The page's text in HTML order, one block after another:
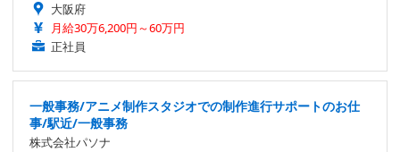
大阪府
月給30万6,200円～60万円
正社員
一般事務/アニメ制作スタジオでの制作進行サポートのお仕
事/駅近/一般事務
株式会社パソナ